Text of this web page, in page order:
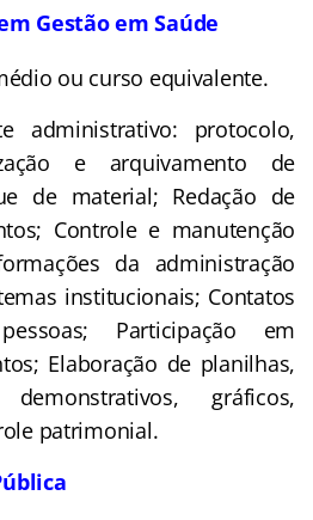
Gestão em Saúde
ou curso equivalente.
administrativo: protocolo,
e arquivamento de
de material; Redação de
Controle e manutenção
da administração
institucionais; Contatos
Participação em
Elaboração de planilhas,
gráficos,
patrimonial.